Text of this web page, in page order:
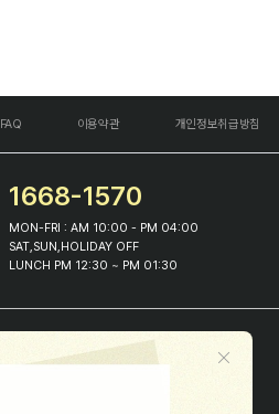
FAQ 이용약관 개인정보취급방침
1668-1570
MON-FRI : AM 10:00 - PM 04:00
SAT,SUN,HOLIDAY OFF
LUNCH PM 12:30 ~ PM 01:30